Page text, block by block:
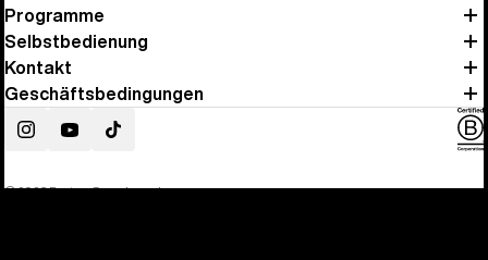
Programme
Selbstbedienung
Kontakt
Geschäftsbedingungen
InstagramYouTubeTikTok
© 2026 Burton Snowboards